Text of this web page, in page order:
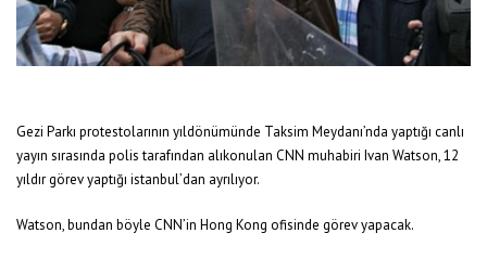
Gezi Parkı protestolarının yıldönümünde Taksim Meydanı’nda yaptığı canlı
yayın sırasında polis tarafından alıkonulan CNN muhabiri Ivan Watson, 12
yıldır görev yaptığı istanbul’dan ayrılıyor.
Watson, bundan böyle CNN’in Hong Kong ofisinde görev yapacak.